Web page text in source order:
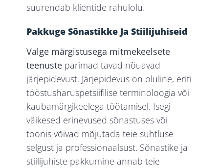
suurendab klientide rahulolu.
Pakkuge Sõnastikke Ja Stiilijuhiseid
Valge märgistusega mitmekeelsete
teenuste parimad tavad nõuavad
järjepidevust. Järjepidevus on oluline, eriti
tööstusharuspetsiifilise terminoloogia või
kaubamärgikeelega töötamisel. Isegi
väikesed erinevused sõnastuses või
toonis võivad mõjutada teie suhtluse
selgust ja professionaalsust. Sõnastike ja
stiilijuhiste pakkumine annab teie